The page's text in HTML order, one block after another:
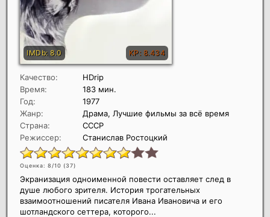
Качество:
HDrip
Время:
183 мин.
Год:
1977
Жанр:
Драма, Лучшие фильмы за всё время
Страна:
СССР
Режиссер:
Станислав Ростоцкий
Оценка: 8/10 (37)
Экранизация одноименной повести оставляет след в
душе любого зрителя. История трогательных
взаимоотношений писателя Ивана Ивановича и его
шотландского сеттера, которого...